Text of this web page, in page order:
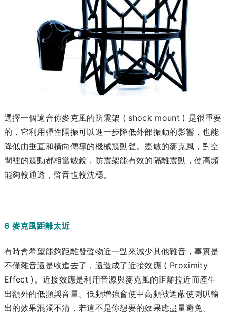
選擇一個適合你麥克風的防震架 ( shock mount ) 是很重要
的，它利用彈性隔振可以進一步降低外部振動的影響，也能
降低由垂直和橫向傳導的機械震動聲。靈敏的麥克風，對空
間裡的震動都相當敏銳，防震架能有效的隔離震動，使高頻
能夠較通透，聲音也較沈穩。
6 麥克風距離太近
有時會希望能夠距離發聲物近一點來減少其他雜音，事實是
不僅雜音還是收進去了，還造成了近接效應 ( Proximity
Effect )。近接效應是利用音源與麥克風的距離拉近而產生
出額外的低頻與音量。低頻增強會使中高頻被遮蔽使喇叭輸
出的效果混濁不清，若這不是你想要的效果應盡量避免。